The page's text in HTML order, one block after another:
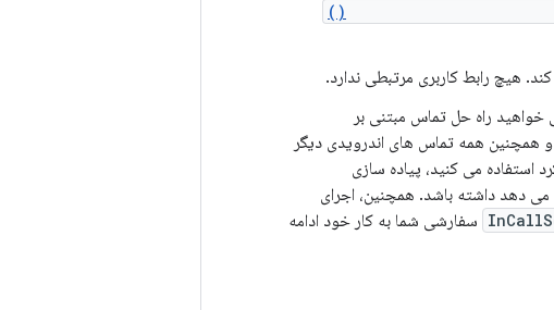
هیچ رابط کاربری مرتبطی ندارد.
خواهید راه حل تماس مبتنی بر
همچنین همه تماس های اندرویدی دیگر
استفاده می کنید، پیاده سازی
دهد داشته باشد. همچنین، اجرای
سفارشی شما به کار خود ادامه